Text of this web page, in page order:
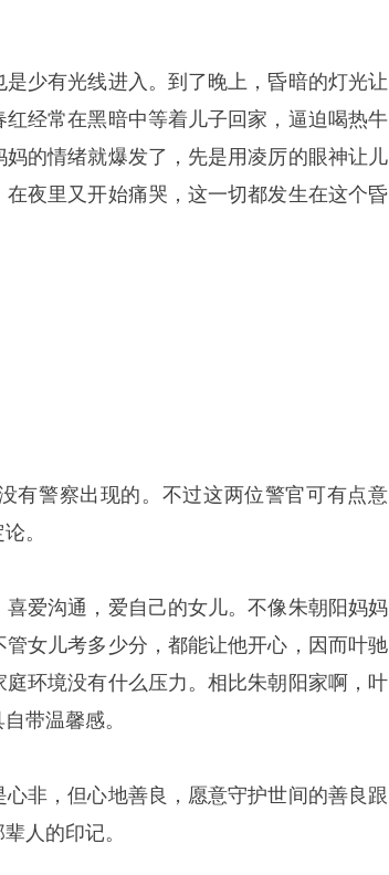
少有光线进入。到了晚上，昏暗的灯光让
经常在黑暗中等着儿子回家，逼迫喝热牛
的情绪就爆发了，先是用凌厉的眼神让儿
夜里又开始痛哭，这一切都发生在这个昏
有警察出现的。不过这两位警官可有点意
。
爱沟通，爱自己的女儿。不像朱朝阳妈妈
女儿考多少分，都能让他开心，因而叶驰
环境没有什么压力。相比朱朝阳家啊，叶
带温馨感。
非，但心地善良，愿意守护世间的善良跟
人的印记。